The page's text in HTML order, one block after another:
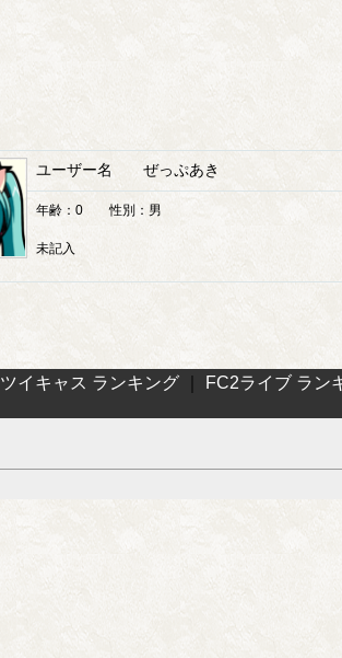
ユーザー名 ぜっぷあき
年齢：0 性別：男
未記入
ツイキャス ランキング
FC2ライブ ラン